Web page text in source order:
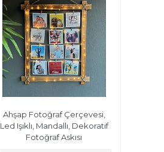
Ahşap Fotoğraf Çerçevesi,
Led Işıklı, Mandallı, Dekoratif
Fotoğraf Askısı